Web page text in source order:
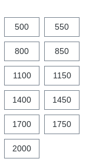
500 550
800 850
1100 1150
1400 1450
1700 1750
2000